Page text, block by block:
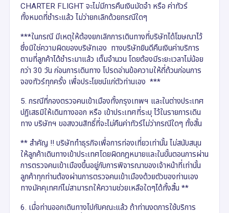
CHARTER FLIGHT จะไม่มีการคืนเงินมัดจำ หรือ ค่าทัวร์
ทั้งหมดที่ชำระแล้ว ไม่ว่ายกเลิกด้วยกรณีใดๆ
***ในกรณี มีเหตุให้ต้องยกเลิกการเดินทางที่บริษัทได้โฆษณาไว้
ซึ่งมิใช่ความผิดของบริษัทเอง ทางบริษัทยินดีคืนเงินค่าบริการ
ตามที่ลูกค้าได้ชำระมาแล้ว เต็มจำนวน โดยต้องมีระยะเวลาไม่น้อย
กว่า 30 วัน ก่อนการเดินทาง โปรดอ่านข้อความให้ถี่ถ้วนก่อนการ
จองทัวร์ทุกครั้ง เพื่อประโยชน์แก่ตัวท่านเอง ***
5. กรณีที่กองตรวจคนเข้าเมืองทั้งกรุงเทพฯ และในต่างประเทศ
ปฏิเสธมิให้เดินทางออก หรือ เข้าประเทศที่ระบุ ไว้ในรายการเดิน
ทาง บริษัทฯ ขอสงวนสิทธิ์ที่จะไม่คืนค่าทัวร์ไม่ว่ากรณีใดๆ ทั้งสิ้น
** สำคัญ !! บริษัททำธุรกิจเพื่อการท่องเที่ยวเท่านั้น ไม่สนับสนุน
ให้ลูกค้าเดินทางเข้าประเทศโดยผิดกฎหมายและในขั้นตอนการผ่าน
การตรวจคนเข้าเมืองขึ้นอยู่กับการพิจารณาของเจ้าหน้าที่เท่านั้น
ลูกค้าทุกท่านต้องผ่านการตรวจคนเข้าเมืองด้วยตัวของท่านเอง
ทางมัคคุเทศก์ไม่สามารถให้ความช่วยเหลือใดๆได้ทั้งสิ้น **
6. เมื่อท่านออกเดินทางไปกับคณะแล้ว ถ้าท่านงดการใช้บริการ